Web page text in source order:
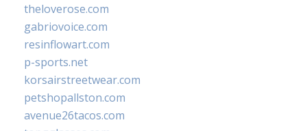
theloverose.com
gabriovoice.com
resinflowart.com
p-sports.net
korsairstreetwear.com
petshopallston.com
avenue26tacos.com